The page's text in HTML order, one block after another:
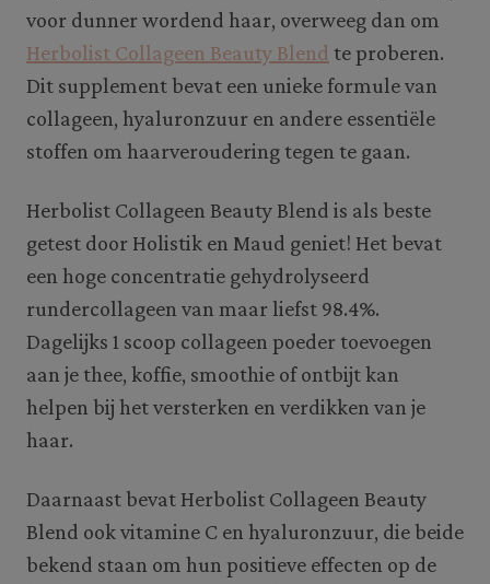
voor dunner wordend haar, overweeg dan om
Herbolist Collageen Beauty Blend te proberen.
Dit supplement bevat een unieke formule van
collageen, hyaluronzuur en andere essentiële
stoffen om haarveroudering tegen te gaan.
Herbolist Collageen Beauty Blend is als beste
getest door Holistik en Maud geniet! Het bevat
een hoge concentratie gehydrolyseerd
rundercollageen van maar liefst 98.4%.
Dagelijks 1 scoop collageen poeder toevoegen
aan je thee, koffie, smoothie of ontbijt kan
helpen bij het versterken en verdikken van je
haar.
Daarnaast bevat Herbolist Collageen Beauty
Blend ook vitamine C en hyaluronzuur, die beide
bekend staan om hun positieve effecten op de